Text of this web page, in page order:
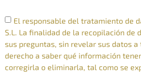
El responsable del tratamiento de
S.L. La finalidad de la recopilación de
sus preguntas, sin revelar sus datos a
derecho a saber qué información
corregirla o eliminarla, tal como se